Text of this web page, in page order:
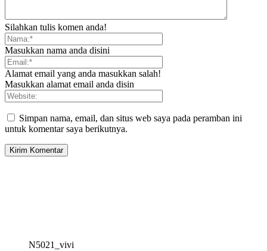
Silahkan tulis komen anda!
Masukkan nama anda disini
Alamat email yang anda masukkan salah!
Masukkan alamat email anda disin
Simpan nama, email, dan situs web saya pada peramban ini
untuk komentar saya berikutnya.
N5021_vivi